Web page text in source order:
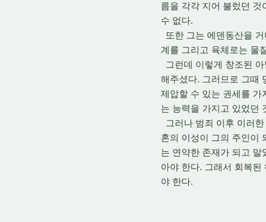
름을 각각 지어 불렀던 것
수 없다.
또한 그는 에덴동산을
계를 그리고 육체로는 물
그런데 이렇게 창조된
해주셨다. 그러므로 그때
제압할 수 있는 권세를 가
는 능력을 가지고 있었던
그러나 범죄 이후 이러
혼의 이성이 그의 주인이
는 연약한 존재가 되고
아야 한다. 그래서 회복된
야 한다.